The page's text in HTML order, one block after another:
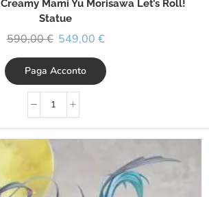
Mami Yu Morisawa Let’s Roll!
Statue
590,00€ 549,00 €
Paga Acconto